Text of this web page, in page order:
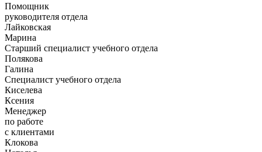
Помощник
руководителя отдела
Лайковская
Марина
Старший специалист учебного отдела
Полякова
Галина
Специалист учебного отдела
Киселева
Ксения
Менеджер
по работе
с клиентами
Клокова